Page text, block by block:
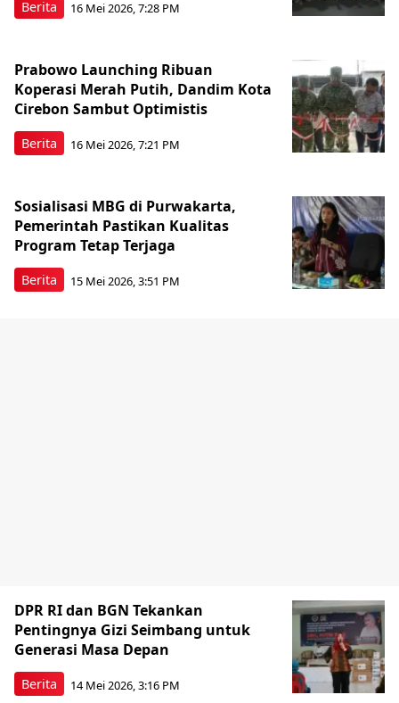
Berita 16 Mei 2026, 7:28 PM
Berita
Prabowo Launching Ribuan
Koperasi Merah Putih, Dandim Kota
Cirebon Sambut Optimistis
16 Mei 2026, 7:21 PM
Berita
Sosialisasi MBG di Purwakarta,
Pemerintah Pastikan Kualitas
Program Tetap Terjaga
15 Mei 2026, 3:51 PM
Berita
DPR RI dan BGN Tekankan
Pentingnya Gizi Seimbang untuk
Generasi Masa Depan
14 Mei 2026, 3:16 PM